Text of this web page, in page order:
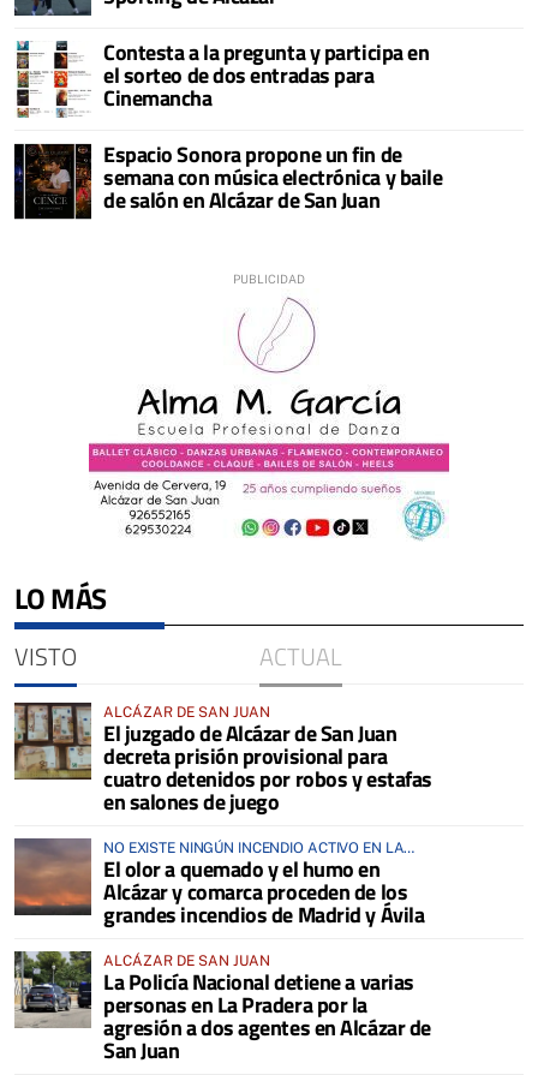
Contesta a la pregunta y participa en
el sorteo de dos entradas para
Cinemancha
Espacio Sonora propone un fin de
semana con música electrónica y baile
de salón en Alcázar de San Juan
LO MÁS
VISTO ACTUAL
ALCÁZAR DE SAN JUAN
El juzgado de Alcázar de San Juan
decreta prisión provisional para
cuatro detenidos por robos y estafas
en salones de juego
NO EXISTE NINGÚN INCENDIO ACTIVO EN LA
COMARCA
El olor a quemado y el humo en
Alcázar y comarca proceden de los
grandes incendios de Madrid y Ávila
ALCÁZAR DE SAN JUAN
La Policía Nacional detiene a varias
personas en La Pradera por la
agresión a dos agentes en Alcázar de
San Juan